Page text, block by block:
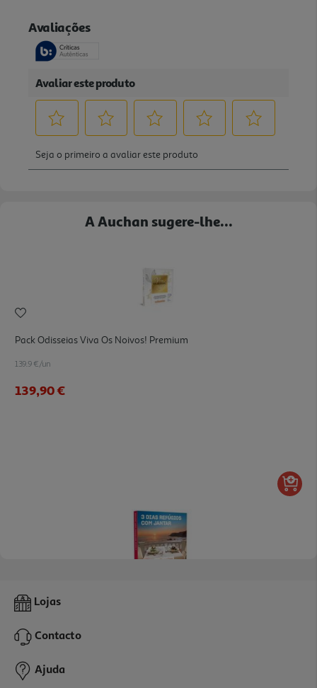
A Auchan sugere-lhe...
Pack Odisseias Viva Os Noivos! Premium
139.9 €/un
139,90 €
Alojamento Odisseias 3 Dias Refúgios Com Jantar
169,90 €
Lojas
Contacto
Ajuda